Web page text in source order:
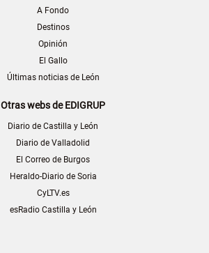
A Fondo
Destinos
Opinión
El Gallo
Últimas noticias de León
Otras webs de EDIGRUP
Diario de Castilla y León
Diario de Valladolid
El Correo de Burgos
Heraldo-Diario de Soria
CyLTV.es
esRadio Castilla y León